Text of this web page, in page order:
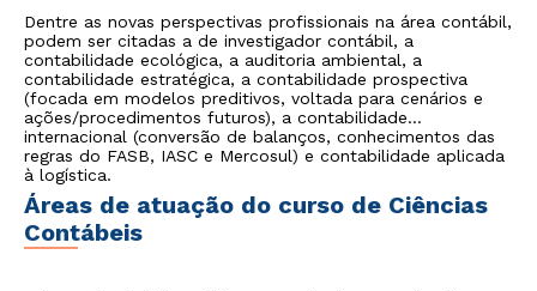
Dentre as novas perspectivas profissionais na área contábil,
podem ser citadas a de investigador contábil, a
contabilidade ecológica, a auditoria ambiental, a
contabilidade estratégica, a contabilidade prospectiva
(focada em modelos preditivos, voltada para cenários e
ações/procedimentos futuros), a contabilidade
internacional (conversão de balanços, conhecimentos das
regras do FASB, IASC e Mercosul) e contabilidade aplicada
à logística.
Áreas de atuação do curso de Ciências
Contábeis